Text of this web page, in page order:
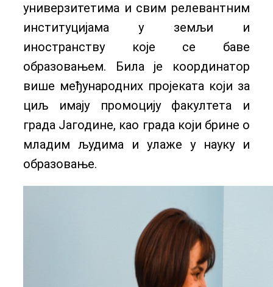
универзитетима и свим релевантним
институцијама у земљи и
иностранству које се баве
образовањем. Била је координатор
више међународних пројеката који за
циљ имају промоцију факултета и
града Јагодине, као града који брине о
младим људима и улаже у науку и
образовање.